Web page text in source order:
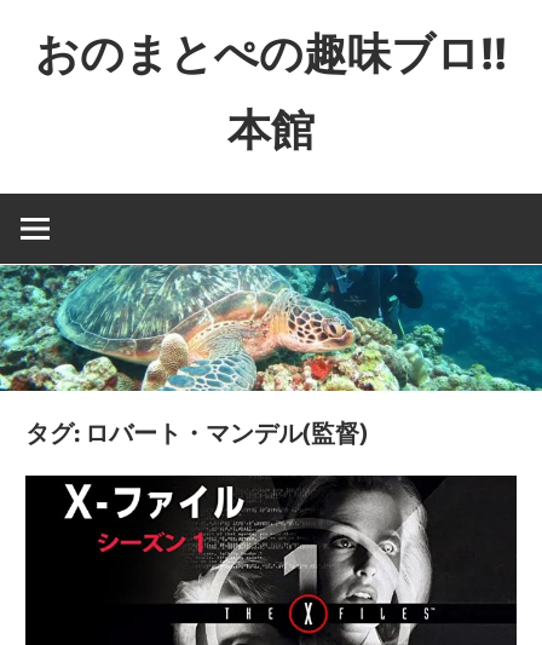
へ
キ
ッ
プ
おのまとぺの趣味ブロ!!
本館
撮
か
映
画
と
か
タグ: ロバート・マンデル(監督)